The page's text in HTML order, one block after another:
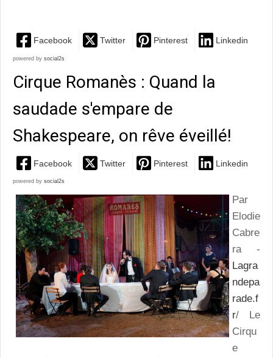
Facebook Twitter Pinterest Linkedin
powered by social2s
Cirque Romanès : Quand la
saudade s'empare de
Shakespeare, on rêve éveillé!
Facebook Twitter Pinterest Linkedin
powered by social2s
Par
Elodie
Cabre
ra -
Lagra
ndepa
rade.f
r/ Le
Cirqu
e